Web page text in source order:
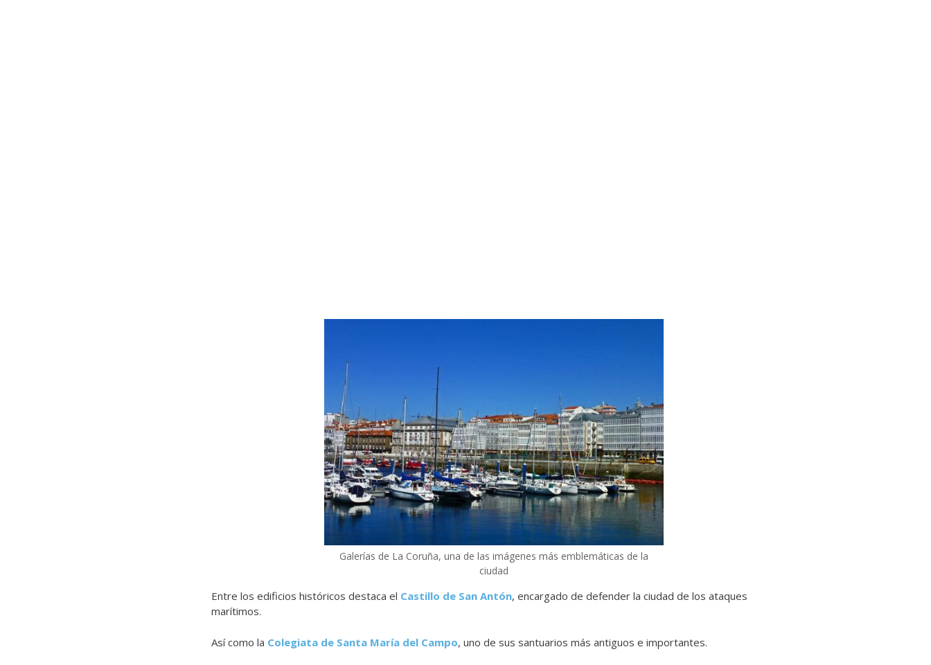
Galerías de La Coruña, una de las imágenes más emblemáticas de la
ciudad
Entre los edificios históricos destaca el Castillo de San Antón, encargado de defender la ciudad de los ataques
marítimos.
Así como la Colegiata de Santa María del Campo, uno de sus santuarios más antiguos e importantes.